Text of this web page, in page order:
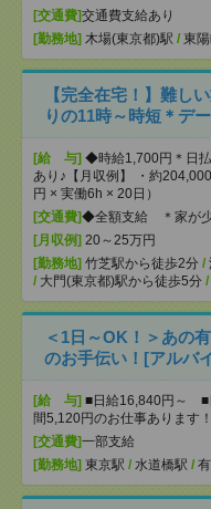
[交通費]交通費支給あり
[勤務地] 木場(東京都)駅 / 東
【完全在宅！】難し
りの11時～時短＊デ
[給 与] ◆時給1,700円＊日
あり♪【月収例】 ・約
円 × 実働6h × 20日）
[交通費]◆全額支給 ＊家が少
[月収例] 20～25万円
[勤務地] 竹芝駅から徒歩2分 /
/ 大門(東京都)駅から徒歩5分 /
＜1日～OK！＞あの
のお手伝い！[アルバ
[給 与] ■日給16,840円～
間5,120円のお仕事あります！
[交通費]一部支給
[勤務地] 東京駅 / 水道橋駅 /